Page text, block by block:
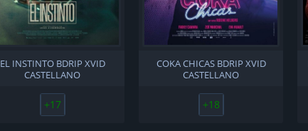
EL INSTINTO BDRIP XVID
CASTELLANO
+17
COKA CHICAS BDRIP XVID
CASTELLANO
+18